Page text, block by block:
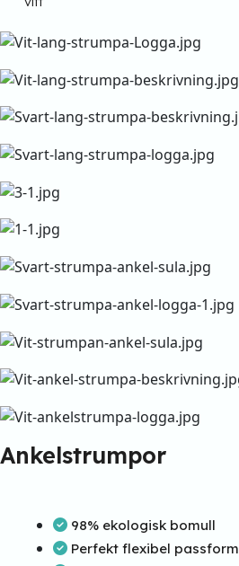
Ankelstrumpor
98% ekologisk bomull
Perfekt flexibel passform